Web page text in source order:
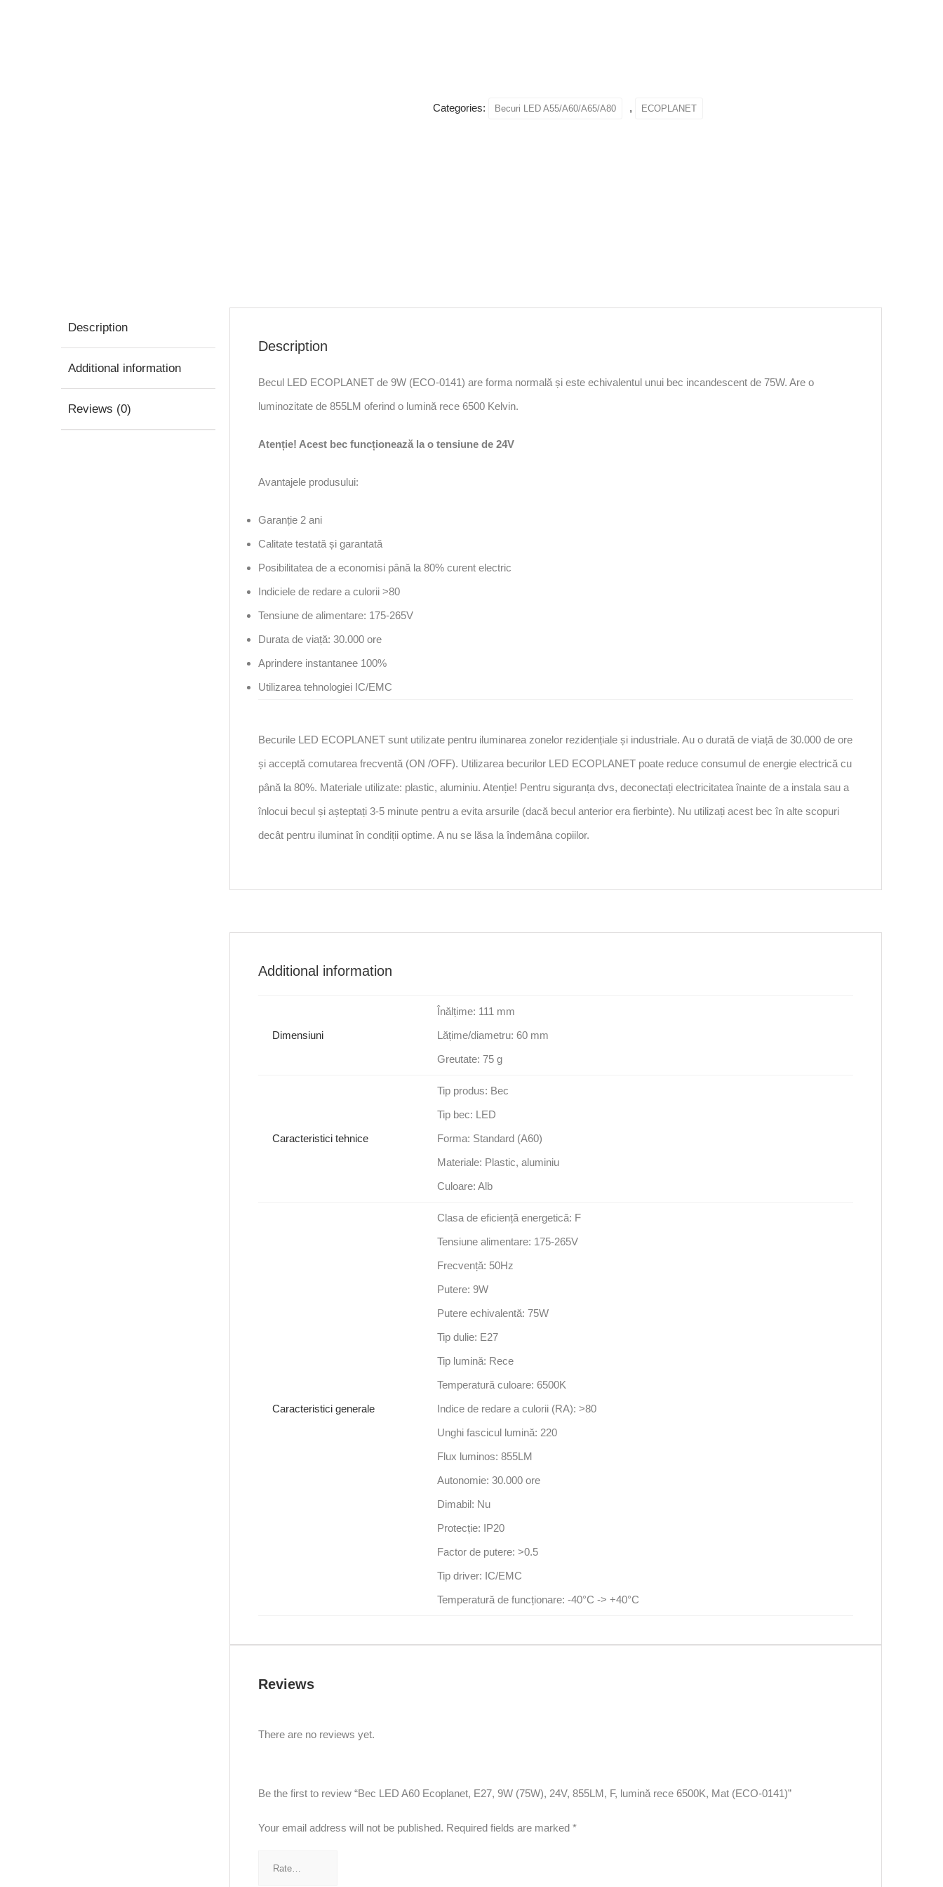
Categories: Becuri LED A55/A60/A65/A80 , ECOPLANET
Description
Additional information
Reviews (0)
Description
Becul LED ECOPLANET de 9W (ECO-0141) are forma normală și este echivalentul unui bec incandescent de 75W. Are o
luminozitate de 855LM oferind o lumină rece 6500 Kelvin.
Atenție! Acest bec funcționează la o tensiune de 24V
Avantajele produsului:
Garanție 2 ani
Calitate testată și garantată
Posibilitatea de a economisi până la 80% curent electric
Indiciele de redare a culorii >80
Tensiune de alimentare: 175-265V
Durata de viață: 30.000 ore
Aprindere instantanee 100%
Utilizarea tehnologiei IC/EMC
Becurile LED ECOPLANET sunt utilizate pentru iluminarea zonelor rezidențiale și industriale. Au o durată de viață de 30.000 de ore
și acceptă comutarea frecventă (ON /OFF). Utilizarea becurilor LED ECOPLANET poate reduce consumul de energie electrică cu
până la 80%. Materiale utilizate: plastic, aluminiu. Atenție! Pentru siguranța dvs, deconectați electricitatea înainte de a instala sau a
înlocui becul și așteptați 3-5 minute pentru a evita arsurile (dacă becul anterior era fierbinte). Nu utilizați acest bec în alte scopuri
decât pentru iluminat în condiții optime. A nu se lăsa la îndemâna copiilor.
Additional information
Dimensiuni
Înălțime: 111 mm
Lățime/diametru: 60 mm
Greutate: 75 g
Caracteristici tehnice
Tip produs: Bec
Tip bec: LED
Forma: Standard (A60)
Materiale: Plastic, aluminiu
Culoare: Alb
Caracteristici generale
Clasa de eficiență energetică: F
Tensiune alimentare: 175-265V
Frecvență: 50Hz
Putere: 9W
Putere echivalentă: 75W
Tip dulie: E27
Tip lumină: Rece
Temperatură culoare: 6500K
Indice de redare a culorii (RA): >80
Unghi fascicul lumină: 220
Flux luminos: 855LM
Autonomie: 30.000 ore
Dimabil: Nu
Protecție: IP20
Factor de putere: >0.5
Tip driver: IC/EMC
Temperatură de funcționare: -40°C -> +40°C
Reviews
There are no reviews yet.
Be the first to review “Bec LED A60 Ecoplanet, E27, 9W (75W), 24V, 855LM, F, lumină rece 6500K, Mat (ECO-0141)”
Your email address will not be published. Required fields are marked *